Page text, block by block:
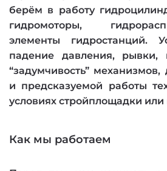
берём в работу
гидромоторы,
элементы гидростанций.
падение давления, рывки,
“задумчивость”
и предсказуемой работы
условиях стройплощадки или
Как мы работаем